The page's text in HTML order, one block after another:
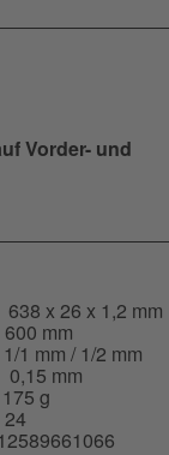
Vorder- und
638 x 26 x 1,2 mm
600 mm
1/1 mm / 1/2 mm
0,15 mm
175 g
24